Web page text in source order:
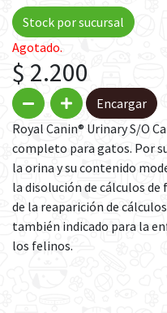
Stock por sucursal
Agotado.
$ 2.200
Encargar
Royal Canin® Urinary S/O
completo para gatos. Por
la orina y su contenido
la disolución de cálculos
de la reaparición de
también indicado para la
los felinos.